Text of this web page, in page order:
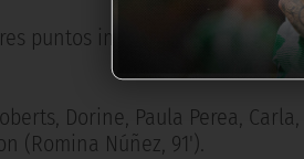
puntos importantísimos para
Dorine, Paula Perea,
(Romina Núñez, 91').